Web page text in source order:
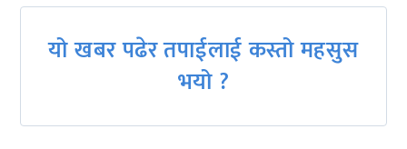
यो खबर पढेर तपाईलाई कस्तो महसुस
भयो ?